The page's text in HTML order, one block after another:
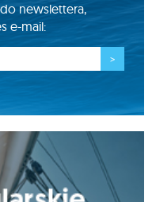
newslettera,
e-mail: